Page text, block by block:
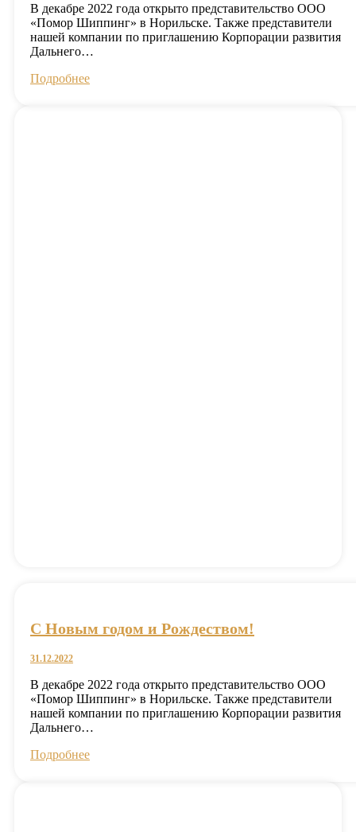
В декабре 2022 года открыто представительство ООО
«Помор Шиппинг» в Норильске. Также представители
нашей компании по приглашению Корпорации развития
Дальнего…
Подробнее
C Новым годом и Рождеством!
31.12.2022
В декабре 2022 года открыто представительство ООО
«Помор Шиппинг» в Норильске. Также представители
нашей компании по приглашению Корпорации развития
Дальнего…
Подробнее